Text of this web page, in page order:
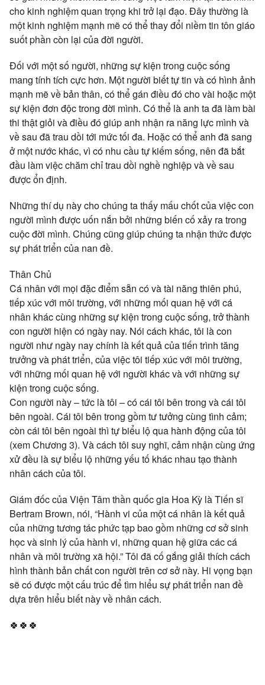
cho kinh nghiệm quan trọng khi trở lại đạo. Đây thường là
một kinh nghiệm mạnh mẽ có thể thay đổi niềm tin tôn giáo
suốt phần còn lại của đời người.
Đối với một số người, những sự kiện trong cuộc sống
mang tính tích cực hơn. Một người biết tự tin và có hình ảnh
mạnh mẽ về bản thân, có thể gán điều đó cho vài hoặc một
sự kiện đơn độc trong đời mình. Có thể là anh ta đã làm bài
thi thật giỏi và điều đó giúp anh nhận ra năng lực mình và
về sau đã trau dồi tới mức tối đa. Hoặc có thể anh đã sang
ở một nước khác, vì có nhu cầu tự kiếm sống, nên đã bắt
đầu làm việc chăm chỉ trau dồi nghề nghiệp và về sau
được ổn định.
Những thí dụ này cho chúng ta thấy mấu chốt của việc con
người mình được uốn nắn bởi những biến cố xảy ra trong
cuộc đời mình. Chúng cũng giúp chúng ta nhận thức được
sự phát triển của nan đề.
Thân Chủ
Cá nhân với mọi đặc điểm sẵn có và tài năng thiên phú,
tiếp xúc với môi trường, với những mối quan hệ với cá
nhân khác cùng những sự kiện trong cuộc sống, trở thành
con người hiện có ngày nay. Nói cách khác, tôi là con
người như ngày nay chính là kết quả của tiến trình tăng
trưởng và phát triển, của việc tôi tiếp xúc với môi trường,
với những mối quan hệ với người khác và với những sự
kiện trong cuộc sống.
Con người này – tức là tôi – có cái tôi bên trong và cái tôi
bên ngoài. Cái tôi bên trong gồm tư tưởng cùng tình cảm;
còn cái tôi bên ngoài thì tự biểu lộ qua hành động của tôi
(xem Chương 3). Và cách tôi suy nghĩ, cảm nhận cùng ứng
xử đều là sự biểu lộ những yếu tố khác nhau tạo thành
nhân cách của tôi.
Giám đốc của Viện Tâm thần quốc gia Hoa Kỳ là Tiến sĩ
Bertram Brown, nói, “Hành vi của một cá nhân là kết quả
của những tương tác phức tạp bao gồm những cơ sở sinh
học và sinh lý của hành vi, những quan hệ giữa các cá
nhân và môi trường xã hội.” Tôi đã cố gắng giải thích cách
hình thành bản chất con người trên cơ sở này. Hi vọng bạn
sẽ có được một cấu trúc để tìm hiểu sự phát triển nan đề
dựa trên hiểu biết này về nhân cách.
🍀🍀🍀